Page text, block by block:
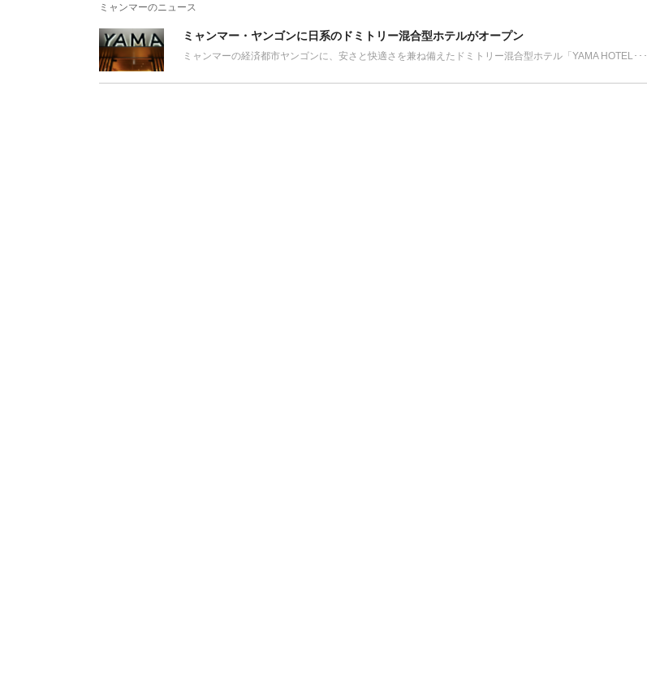
ミャンマーのニュース
ミャンマー・ヤンゴンに日系のドミトリー混合型ホテルがオープン
ミャンマーの経済都市ヤンゴンに、安さと快適さを兼ね備えたドミトリー混合型ホテル「YAMA HOTEL･･･